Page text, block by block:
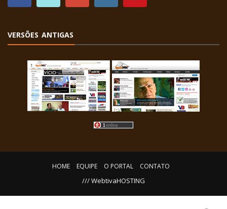
VERSÕES ANTIGAS
HOME EQUIPE O PORTAL CONTATO
/// WebtivaHOSTING